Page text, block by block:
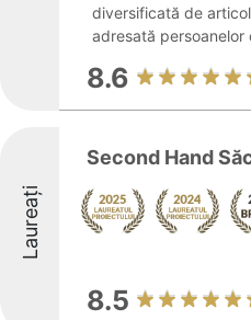
diversificată de
adresată
8.6
Laureați
Second Hand
8.5